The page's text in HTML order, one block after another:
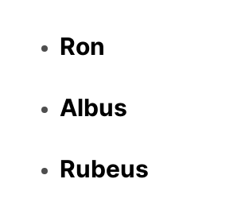
Ron
Albus
Rubeus